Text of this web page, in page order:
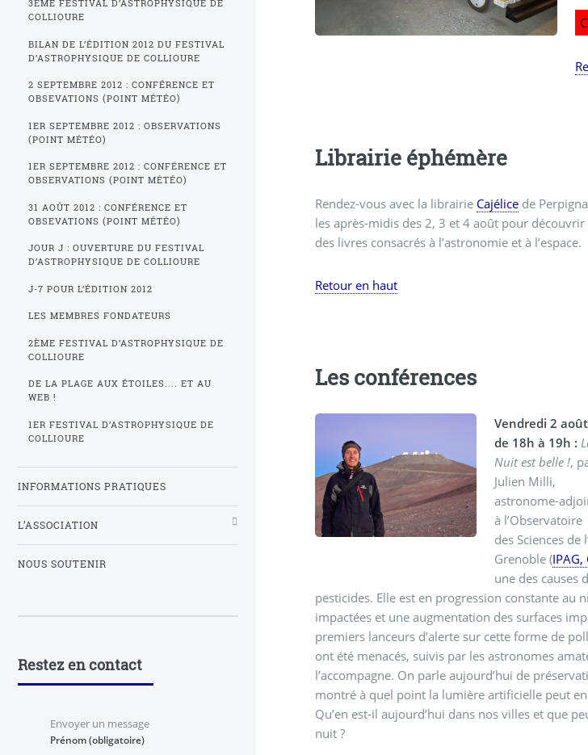
Librairie éphémère
Rendez-vous avec la librairie Cajélice de
les après-midis des 2, 3 et 4 août pour découvrir
des livres consacrés à l’astronomie et à l’espace.
Retour en haut
Les conférences
Vendredi 2 août
de 18h à 19h :
Nuit est belle !,
Julien Milli,
astronome-
à l’Observatoire
des Sciences de
Grenoble (IPAG,
une des causes
pesticides. Elle est en progression constante au
impactées et une augmentation des surfaces
premiers lanceurs d’alerte sur cette forme de
ont été menacés, suivis par les astronomes
l’accompagne. On parle aujourd’hui de
montré à quel point la lumière artificielle peut
Qu’en est-il aujourd’hui dans nos villes et que
nuit ?
3ÈME FESTIVAL D’ASTROPHYSIQUE DE
COLLIOURE
BILAN DE L’ÉDITION 2012 DU FESTIVAL
D’ASTROPHYSIQUE DE COLLIOURE
2 SEPTEMBRE 2012 : CONFÉRENCE ET
OBSEVATIONS (POINT MÉTÉO)
1ER SEPTEMBRE 2012 : OBSERVATIONS
(POINT MÉTÉO)
1ER SEPTEMBRE 2012 : CONFÉRENCE ET
OBSERVATIONS (POINT MÉTÉO)
31 AOÛT 2012 : CONFÉRENCE ET
OBSEVATIONS (POINT MÉTÉO)
JOUR J : OUVERTURE DU FESTIVAL
D’ASTROPHYSIQUE DE COLLIOURE
J-7 POUR L’ÉDITION 2012
LES MEMBRES FONDATEURS
2ÈME FESTIVAL D’ASTROPHYSIQUE DE
COLLIOURE
DE LA PLAGE AUX ÉTOILES.... ET AU
WEB !
1ER FESTIVAL D’ASTROPHYSIQUE DE
COLLIOURE
INFORMATIONS PRATIQUES
L’ASSOCIATION
NOUS SOUTENIR
Restez en contact
Envoyer un message
Prénom(obligatoire)